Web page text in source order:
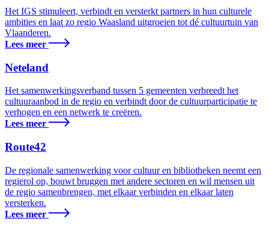
Het IGS stimuleert, verbindt en versterkt partners in hun culturele
ambities en laat zo regio Waasland uitgroeien tot dé cultuurtuin van
Vlaanderen.
Lees meer
Neteland
Het samenwerkingsverband tussen 5 gemeenten verbreedt het
cultuuraanbod in de regio en verbindt door de cultuurparticipatie te
verhogen en een netwerk te creëren.
Lees meer
Route42
De regionale samenwerking voor cultuur en bibliotheken neemt een
regierol op, bouwt bruggen met andere sectoren en wil mensen uit
de regio samenbrengen, met elkaar verbinden en elkaar laten
versterken.
Lees meer